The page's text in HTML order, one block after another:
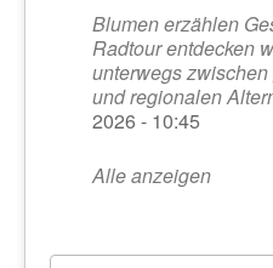
Blumen erzählen
Radtour entdecken
unterwegs
und regionalen
2026 - 10:45
Alle anzeigen